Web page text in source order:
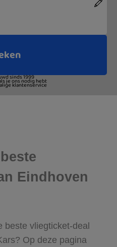
Eindhoven
beste vliegticket-deal
Op deze pagina